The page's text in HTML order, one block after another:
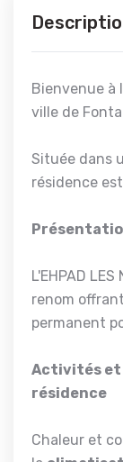
Bienvenue à
ville de
Située dans
résidence
L'EHPAD
renom
permanent
Activités et
résidence
Chaleur et